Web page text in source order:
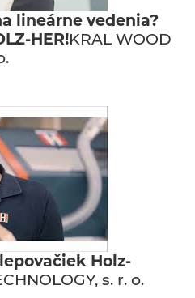
lineárne vedenia?
HER!KRAL WOOD
Holz-
s. r. o.